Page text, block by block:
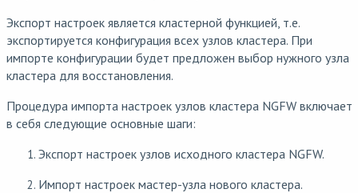
Экспорт настроек является кластерной функцией, т.е.
экспортируется конфигурация всех узлов кластера. При
импорте конфигурации будет предложен выбор нужного узла
кластера для восстановления.
Процедура импорта настроек узлов кластера NGFW включает
в себя следующие основные шаги:
Экспорт настроек узлов исходного кластера NGFW.
Импорт настроек мастер-узла нового кластера.